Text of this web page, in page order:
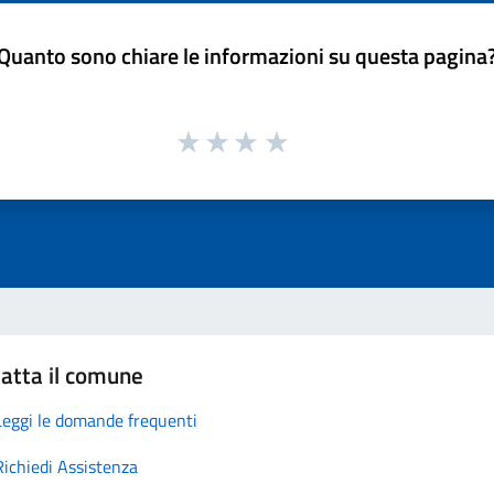
sono chiare le informazioni su questa
il comune
le domande frequenti
Assistenza